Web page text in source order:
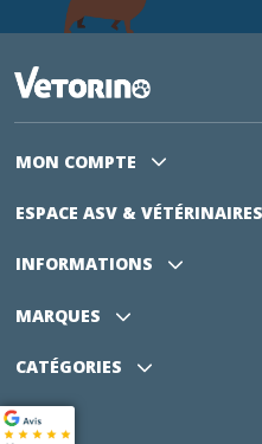
MON COMPTE
ESPACE ASV & VÉTÉRINAIRES
INFORMATIONS
MARQUES
CATÉGORIES